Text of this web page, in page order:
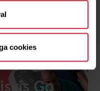
cookies
Go